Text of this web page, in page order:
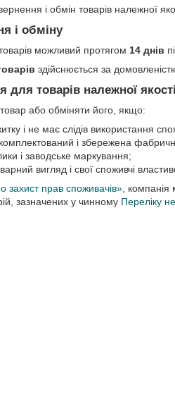
і обмін товарів належної
і обміну
можливий протягом 14 днів
здійснюється за
для товарів належної якості
або обміняти його, якщо:
і не має слідів використання
і збережена
і заводське маркування;
вигляд і свої споживчі
захист прав споживачів» ,
зазначених у чинному Переліку